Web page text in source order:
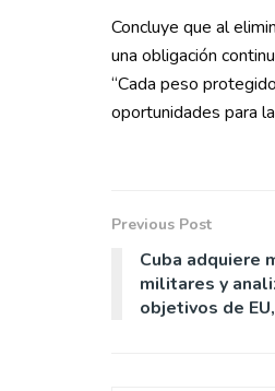
Concluye que al
una obligación
“Cada peso
oportunidades para
Previous Post
Cuba adquiere
militares y
objetivos de